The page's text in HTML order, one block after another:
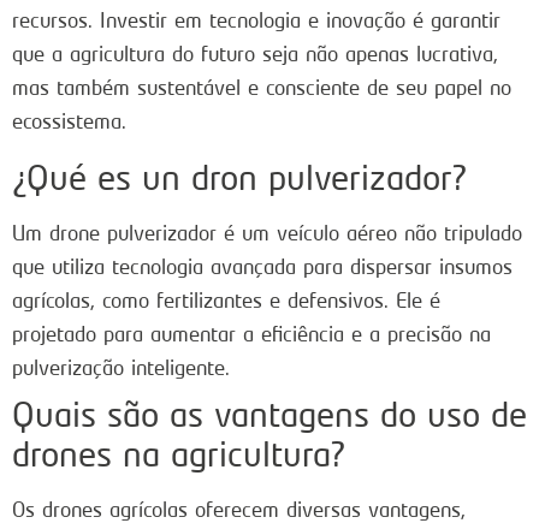
recursos. Investir em tecnologia e inovação é garantir
que a agricultura do futuro seja não apenas lucrativa,
mas também sustentável e consciente de seu papel no
ecossistema.
¿Qué es un dron pulverizador?
Um drone pulverizador é um veículo aéreo não tripulado
que utiliza tecnologia avançada para dispersar insumos
agrícolas, como fertilizantes e defensivos. Ele é
projetado para aumentar a eficiência e a precisão na
pulverização inteligente.
Quais são as vantagens do uso de
drones na agricultura?
Os drones agrícolas oferecem diversas vantagens,